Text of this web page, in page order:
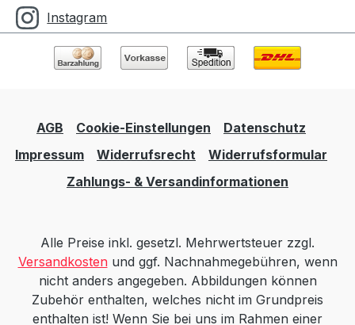
Instagram
AGB Cookie-Einstellungen
Datenschutz
Impressum
Widerrufsrecht
Widerrufsformular
Zahlungs- & Versandinformationen
Alle Preise inkl. gesetzl. Mehrwertsteuer zzgl.
Versandkostenund ggf. Nachnahmegebühren, wenn
nicht anders angegeben. Abbildungen können
Zubehör enthalten, welches nicht im Grundpreis
enthalten ist! Wenn Sie bei uns im Rahmen einer